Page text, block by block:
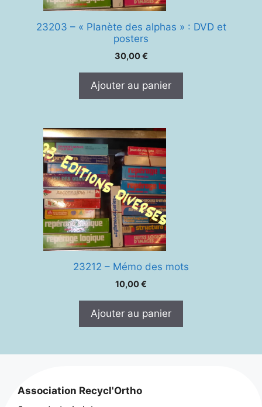
23203 – « Planète des alphas » : DVD et
posters
30,00€
Ajouter au panier
23212 – Mémo des mots
10,00€
Ajouter au panier
Association Recycl'Ortho